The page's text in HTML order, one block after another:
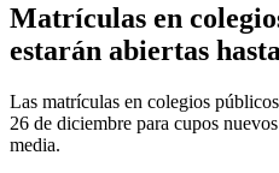
Matrículas en
estarán abiertas
Las matrículas en colegios
26 de diciembre para cupos
media.